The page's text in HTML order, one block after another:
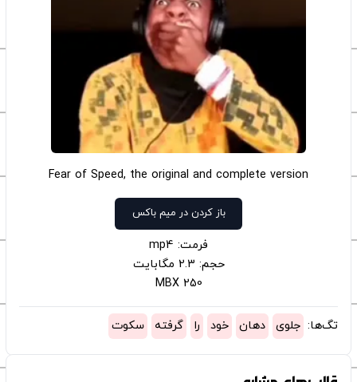
Fear of Speed, the original and complete version
باز کردن در میم باکس
فرمت: mp4
حجم: 2.3 مگابایت
250 MBX
تگ‌ها: جلوی دهان خود را گرفته سکوت